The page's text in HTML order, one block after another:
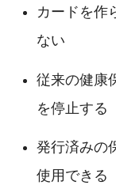
カードを作
ない
従来の健康
を停止する
発行済みの
使用できる